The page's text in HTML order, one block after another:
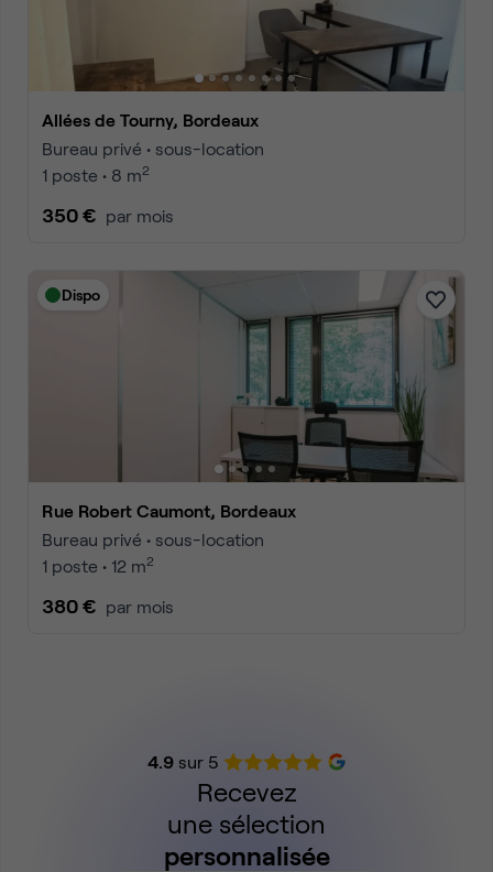
Allées de Tourny, Bordeaux
Bureau privé • sous-location
1 poste • 8 m2
350 € par mois
Dispo
Rue Robert Caumont, Bordeaux
Bureau privé • sous-location
1 poste • 12 m2
380 € par mois
4.9sur 5
Recevez
une sélection
personnalisée